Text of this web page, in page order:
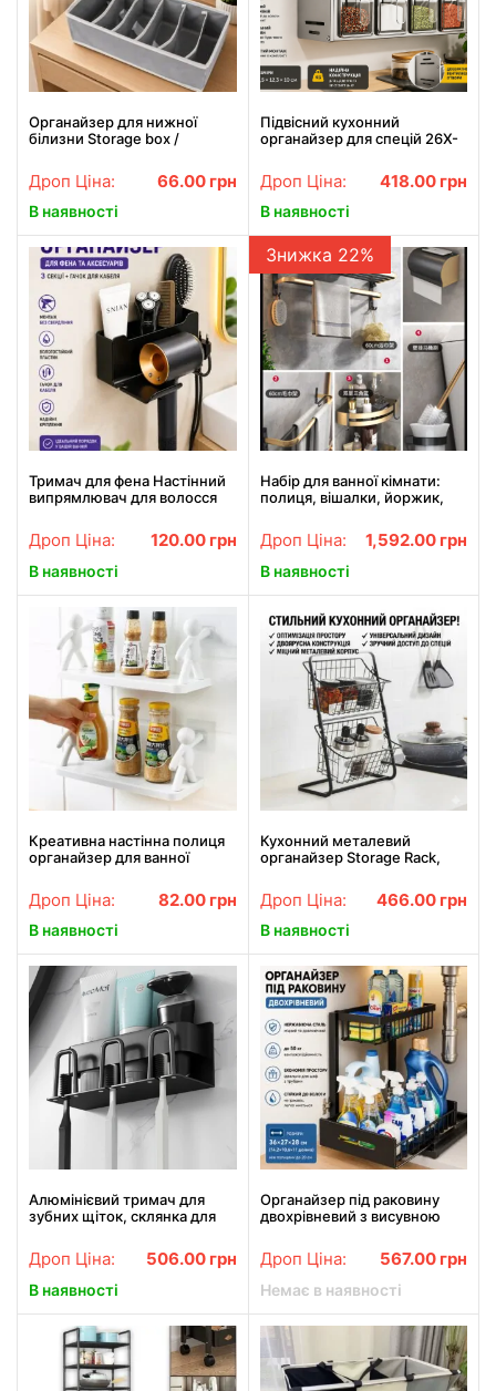
Органайзер для нижної
білизни Storage box /
1112
Дроп Ціна: 66.00 грн
В наявності
Підвісний кухонний
органайзер для спецій 26X-
спецій та приправ 26X-79 з 4
ємностями для кухні
Дроп Ціна: 418.00 грн
В наявності
Тримач для фена Настінний
випрямлювач для волосся
Органайзер для ванної
Полиці Полиці для туалету
Дроп Ціна: 120.00 грн
В наявності
Знижка 22%
Набір для ванної кімнати:
полиця, вішалки, йоржик,
Дроп Ціна: 1,592.00 грн
В наявності
Креативна настінна полиця
органайзер для ванної
Дроп Ціна: 82.00 грн
В наявності
Кухонний металевий
органайзер Storage Rack,
39×28×18 см, чорний
Дроп Ціна: 466.00 грн
В наявності
Алюмінієвий тримач для
зубних щіток, склянка для
кімнати, настінний тримач
Дроп Ціна: 506.00 грн
В наявності
Органайзер під раковину
двохрівневий з висувною
сталі для кухні та ванної
кімнати
Дроп Ціна: 567.00 грн
Немає в наявності